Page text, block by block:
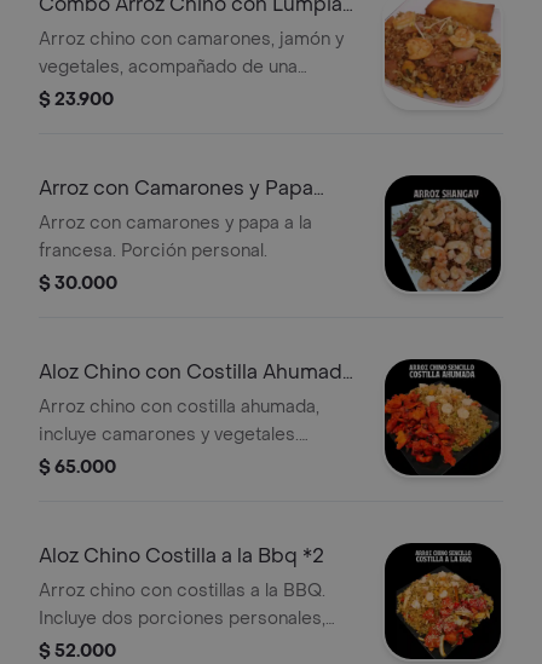
Personal
Arroz chino con camarones, jamón y
vegetales, acompañado de una
lumpia.
$ 23.900
Arroz con Camarones y Papa
Personal
Arroz con camarones y papa a la
francesa. Porción personal.
$ 30.000
Aloz Chino con Costilla Ahumada
2
Arroz chino con costilla ahumada,
incluye camarones y vegetales.
Porción para 2 personas.
$ 65.000
Aloz Chino Costilla a la Bbq *2
Arroz chino con costillas a la BBQ.
Incluye dos porciones personales,
ideal para compartir entre 2 a 3
$ 52.000